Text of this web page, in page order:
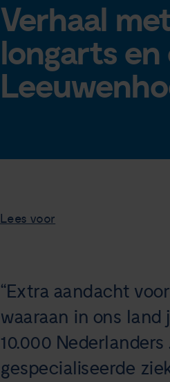
Verhaal
longarts
Lees voor
“Extra aandacht
waaraan in ons land
10.000
gespecialiseerde